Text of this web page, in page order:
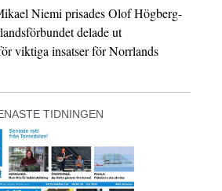
Niemi prisades Olof Högberg-
delade ut
viktiga insatser för Norrlands
TIDNINGEN